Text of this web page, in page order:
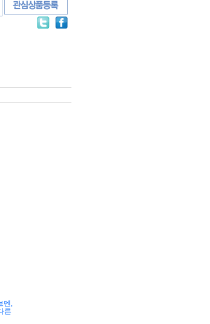
덴,
른